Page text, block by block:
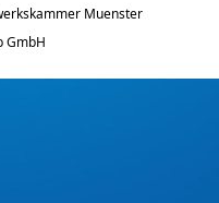
Muenster
GmbH